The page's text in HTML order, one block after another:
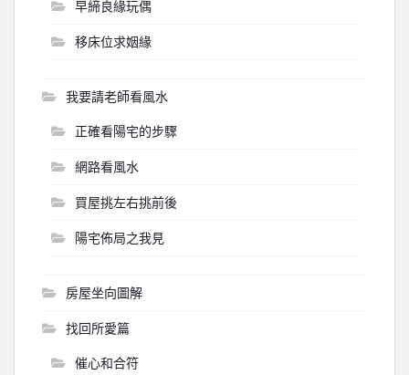
早締良緣玩偶
移床位求姻緣
我要請老師看風水
正確看陽宅的步驟
網路看風水
買屋挑左右挑前後
陽宅佈局之我見
房屋坐向圖解
找回所愛篇
催心和合符